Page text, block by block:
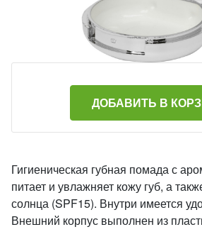
ДОБАВИТЬ В
Гигиеническая губная помада с
питает и увлажняет кожу губ, а
солнца (SPF15). Внутри имеется
Внешний корпус выполнен из